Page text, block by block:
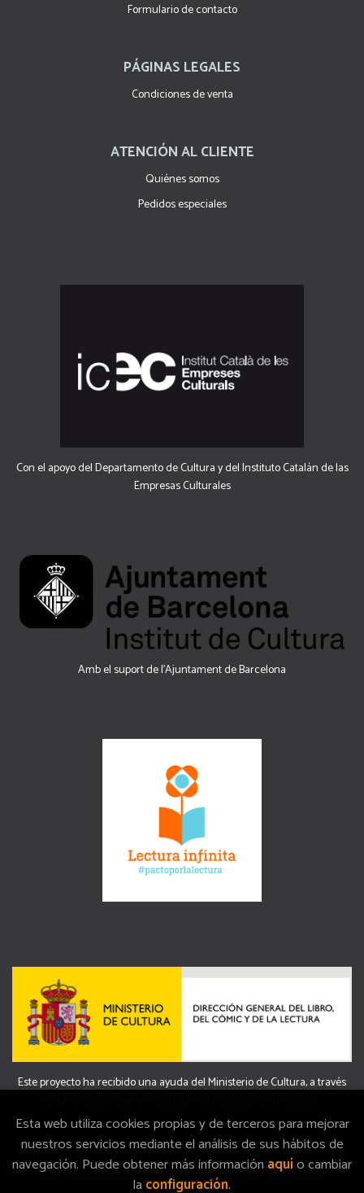
Formulario de contacto
PÁGINAS LEGALES
Condiciones de venta
ATENCIÓN AL CLIENTE
Quiénes somos
Pedidos especiales
Con el apoyo del Departamento de Cultura y del Instituto Catalán de las
Empresas Culturales
Amb el suport de l’Ajuntament de Barcelona
Este proyecto ha recibido una ayuda del Ministerio de Cultura, a través
2026 ©La Memòria. Todos los Derechos Reservados | Grupo
Esta web utiliza cookies propias y de terceros para mejorar
nuestros servicios mediante el análisis de sus hábitos de
navegación. Puede obtener más información aquío cambiar
la configuración.